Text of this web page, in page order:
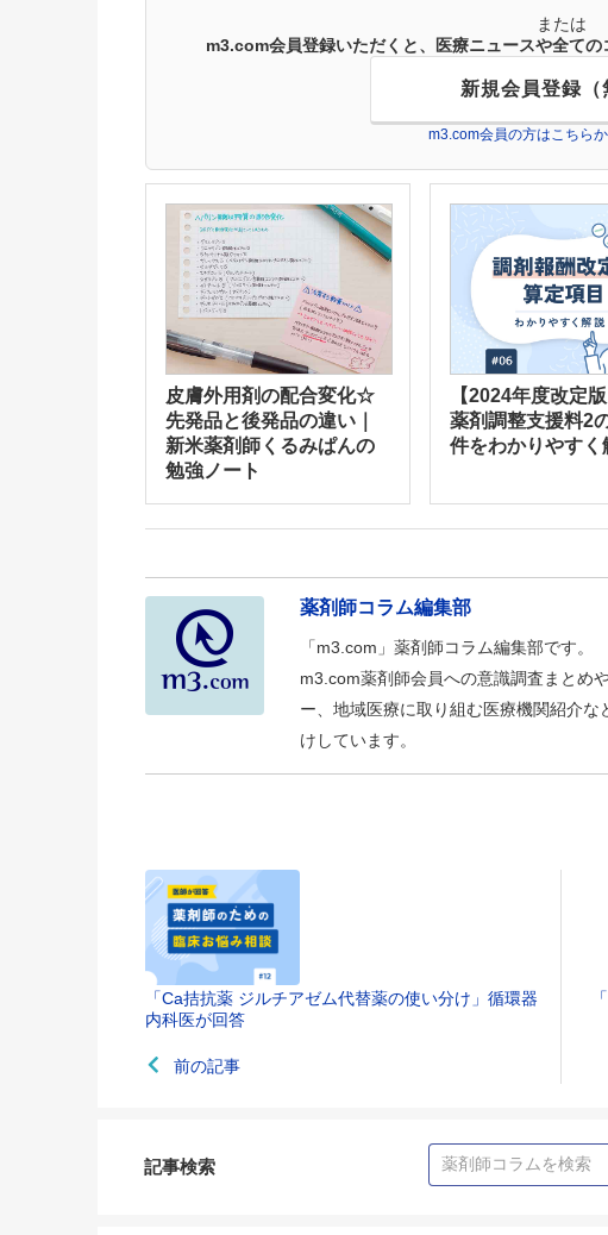
または
m3.com会員登録いただくと、医療ニュースや全て
新規会員登録（
m3.com会員の方はこちら
皮膚外用剤の配合変化☆
先発品と後発品の違い｜
新米薬剤師くるみぱんの
勉強ノート
【2024年度改定
薬剤調整支援料2
件をわかりやすく
薬剤師コラム編集部
「m3.com」薬剤師コラム編集部です。
m3.com薬剤師会員への意識調査まとめ
ー、地域医療に取り組む医療機関紹介
けしています。
「Ca拮抗薬 ジルチアゼム代替薬の使い分け」循環器
内科医が回答
前の記事
記事検索